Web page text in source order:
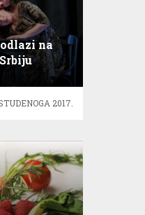
na
2017.